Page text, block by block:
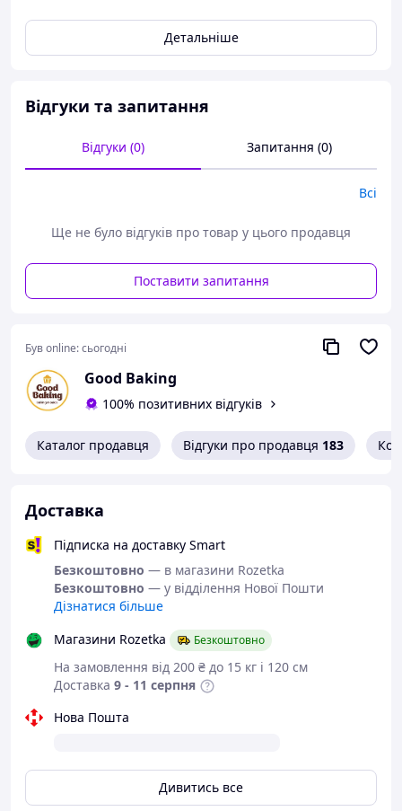
Форма для випічки тюльпан — це універсальне та
стильне рішення для приготування різноманітних
десертів. Ідеально підходить для випічки мафінів,
дизайну.
Паперова форма виготовлена з жаростійкого
пергаменту, що не потребує змащування жиром.
форма для зефіру, або інших порційних десертів.
якої випічки.
виступає як форма для випічки та декоративна
упаковка для подачі.
Детальніше
Відгуки та запитання
Відгуки (0) Запитання (0)
Всі
Ще не було відгуків про товар у цього продавця
Поставити запитання
Був online:сьогодні
Good Baking
100% позитивних відгуків
Каталог продавця Відгуки про продавця 183
Доставка
Підписка на доставку Smart
Безкоштовно — в магазини Rozetka
Безкоштовно — у відділення Нової Пошти
Дізнатися більше
Магазини Rozetka
Безкоштовно
На замовлення від 200 ₴ до 15 кг і 120 см
Доставка 9 - 11 серпня
Нова Пошта
Дивитись все